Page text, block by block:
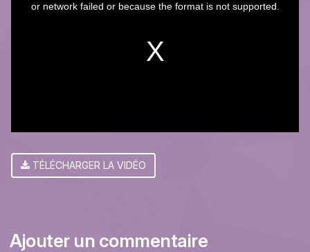
or network failed or because the format is not supported.
TÉLÉCHARGER LA VIDÉO
Ajouter un commentaire